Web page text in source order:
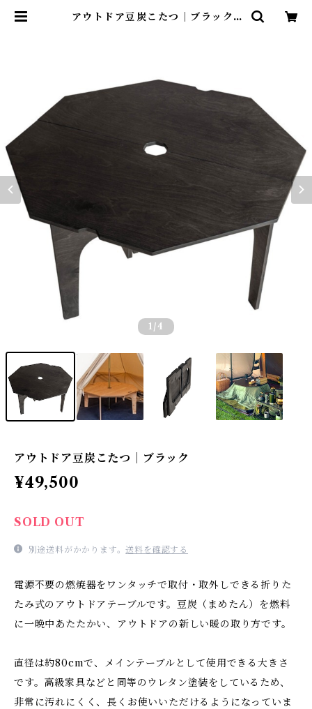
アウトドア豆炭こたつ｜ブラック |
1 /4
アウトドア豆炭こたつ｜ブラック
¥49,500
SOLD OUT
別途送料がかかります。送料を確認する
電源不要の燃焼器をワンタッチで取付・取外しできる折りた
たみ式のアウトドアテーブルです。豆炭（まめたん）を燃料
に一晩中あたたかい、アウトドアの新しい暖の取り方です。
直径は約80cmで、メインテーブルとして使用できる大きさ
です。高級家具などと同等のウレタン塗装をしているため、
非常に汚れにくく、長くお使いいただけるようになっていま